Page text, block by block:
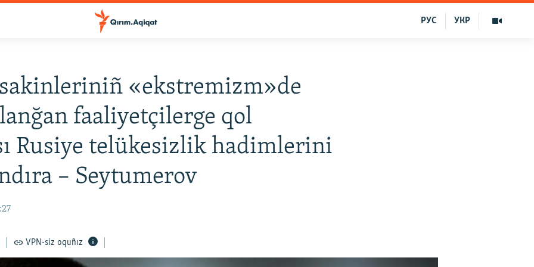
УКР
РУС
sakinleriniñ «ekstremizm»de
faaliyetçilerge qol
Rusiye telükesizlik hadimlerini
– Seytumerov
VPN-siz oquñız